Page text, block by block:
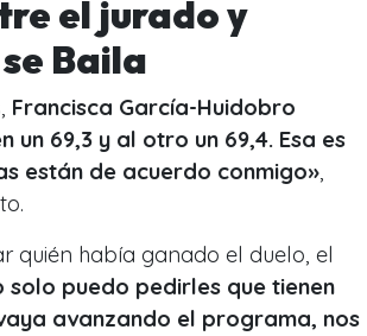
el jurado y
Baila
Francisca García-Huidobro
un 69,3 y al otro un 69,4. Esa es
están de acuerdo conmigo»,
quién había ganado el duelo, el
solo puedo pedirles que tienen
avanzando el programa, nos